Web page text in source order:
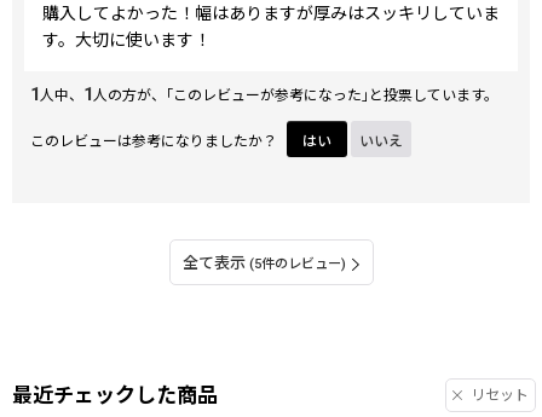
購入してよかった！幅はありますが厚みはスッキリしていま
す。大切に使います！
1人中、 1人の方が、｢このレビューが参考になった｣と投票しています。
このレビューは参考になりましたか？ はい いいえ
全て表示 (5件のレビュー)
最近チェックした商品 リセット